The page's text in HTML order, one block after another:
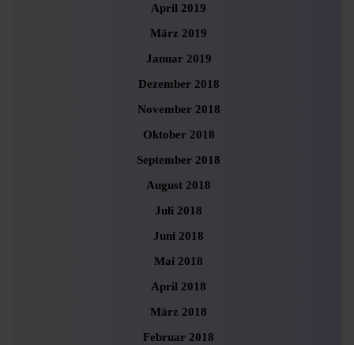
April 2019
März 2019
Januar 2019
Dezember 2018
November 2018
Oktober 2018
September 2018
August 2018
Juli 2018
Juni 2018
Mai 2018
April 2018
März 2018
Februar 2018